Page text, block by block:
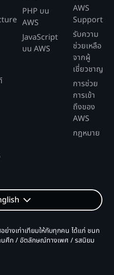
PHP บน
AWS
JavaScript
บน AWS
AWS
Support
รับความ
ช่วยเหลือ
จากผู้
เชี่ยวชาญ
การช่วย
การเข้า
ถึงของ
AWS
กฎหมาย
างเท่าเทียมให้กับทุกคน ได้แก่ ชนก
ศึก / อัตลักษณ์ทางเพศ / รสนิยม